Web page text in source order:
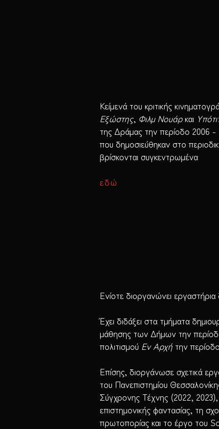
Κείμενά του κριτικής
Εξώστης, Φιλμ Νουάρκαι
της Δράμας την περίοδο 2006 -
που δημοσιεύθηκαν στο
βρίσκονται συγκεντρωμένα
εδώ
Ενίοτε διοργανώνει
Έχει διδάξει στα τμήματα
μάθησης των Δήμων την
πολιτισμού Εν Αρχή την
Επίσης, διοργάνωσε σχετικά
του Πανεπιστημίου
Σύγχρονης Τέχνης (2022,
επιστημονικής φαντασίας, τη
πρωτοπορίας και το έργο του